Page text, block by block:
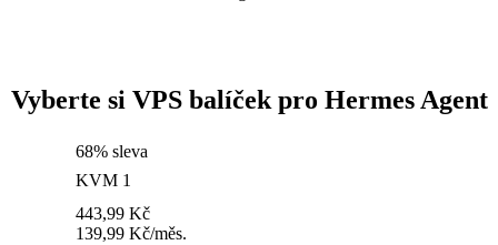
Vyberte si VPS balíček pro Hermes Agent
68% sleva
KVM 1
443,99 Kč
139,99 Kč/měs.